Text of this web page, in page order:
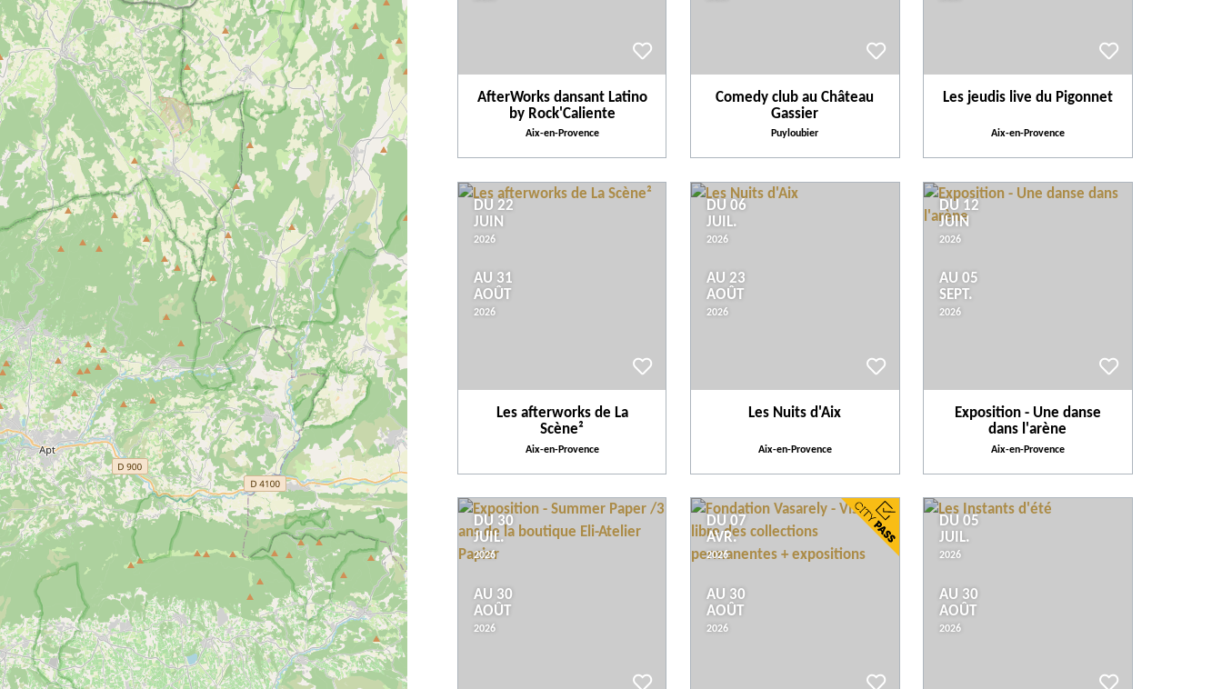
AfterWorks dansant Latino
by Rock'Caliente
Aix-en-Provence
Comedy club au Château
Gassier
Puyloubier
Les jeudis live du Pigonnet
Aix-en-Provence
DU 22
JUIN
2026
AU 31
AOÛT
2026
Les afterworks de La
Scène²
Aix-en-Provence
DU 06
JUIL.
2026
AU 23
AOÛT
2026
Les Nuits d'Aix
Aix-en-Provence
DU 12
JUIN
2026
AU 05
SEPT.
2026
Exposition - Une danse
dans l'arène
Aix-en-Provence
DU 30
JUIL.
2026
AU 30
AOÛT
2026
DU 07
AVR.
2026
AU 30
AOÛT
2026
DU 05
JUIL.
2026
AU 30
AOÛT
2026